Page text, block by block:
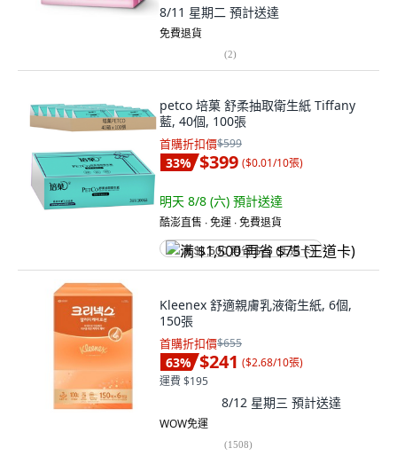
8/11 星期二 預計送達
免費退貨
(2)
petco 培菓 舒柔抽取衛生紙 Tiffany
藍, 40個, 100張
首購折扣價$599
33% $399 ($0.01/10張)
明天 8/8 (六) 預計送達
酷澎直售 ∙ 免運 ∙ 免費退貨
满 $1,500 再省 $75 (王道卡)
Kleenex 舒適親膚乳液衛生紙, 6個,
150張
首購折扣價$655
63% $241 ($2.68/10張)
運費 $195
8/12 星期三 預計送達
WOW免運
(1508)